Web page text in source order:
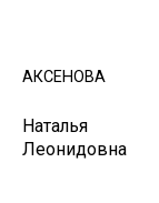
АКСЕНОВА
Наталья
Леонидовна